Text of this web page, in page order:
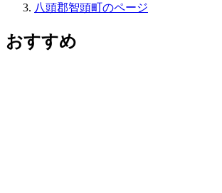
八頭郡智頭町のページ
おすすめ